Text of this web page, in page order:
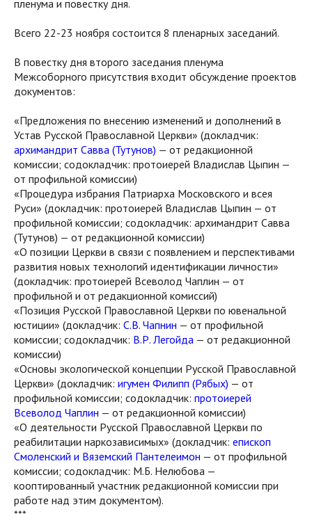
пленума и повестку дня.
Всего 22-23 ноября состоится 8 пленарных заседаний.
В повестку дня второго заседания пленума
Межсоборного присутствия входит обсуждение проектов
документов:
«Предложения по внесению изменений и дополнений в
Устав Русской Православной Церкви» (докладчик:
архимандрит Савва (Тутунов) — от редакционной
комиссии; содокладчик: протоиерей Владислав Цыпин —
от профильной комиссии)
«Процедура избрания Патриарха Московского и всея
Руси» (докладчик: протоиерей Владислав Цыпин — от
профильной комиссии; содокладчик: архимандрит Савва
(Тутунов) — от редакционной комиссии)
«О позиции Церкви в связи с появлением и перспективами
развития новых технологий идентификации личности»
(докладчик: протоиерей Всеволод Чаплин — от
профильной и от редакционной комиссий)
«Позиция Русской Православной Церкви по ювенальной
юстиции» (докладчик: С.В. Чапнин — от профильной
комиссии; содокладчик: В.Р. Легойда — от редакционной
комиссии)
«Основы экологической концепции Русской Православной
Церкви» (докладчик: игумен Филипп (Рябых) — от
профильной комиссии; содокладчик: протоиерей
Всеволод Чаплин — от редакционной комиссии)
«О деятельности Русской Православной Церкви по
реабилитации наркозависимых» (докладчик: епископ
Смоленский и Вяземский Пантелеимон — от профильной
комиссии; содокладчик: М.Б. Нелюбова —
кооптированный участник редакционной комиссии при
работе над этим документом).
***